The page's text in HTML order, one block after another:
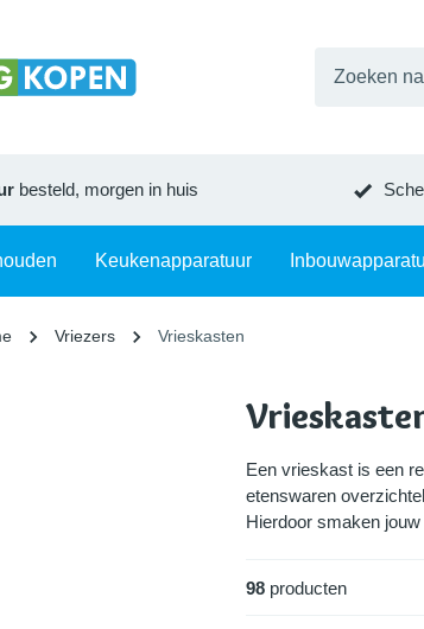
besteld, morgen in huis
Keukenapparatuur
Vriezers Vrieskasten
Een vrieskast is een
etenswaren
Hierdoor smaken
98producten